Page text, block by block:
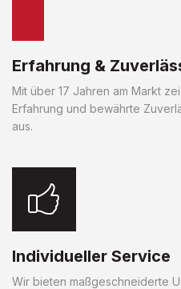
Erfahrung &
Mit über 17 Jahren am Markt
Erfahrung und bewährte
aus.
Individueller Service
Wir bieten maßgeschneiderte